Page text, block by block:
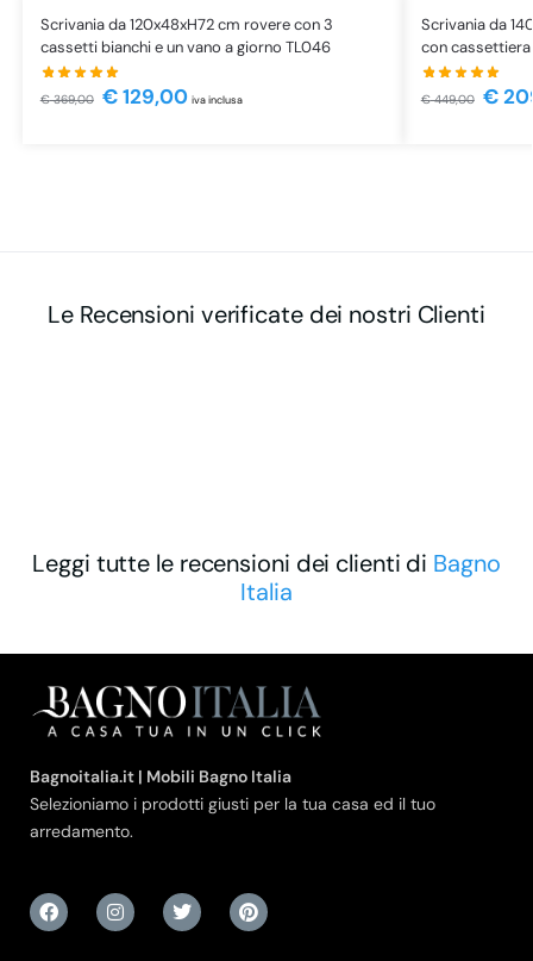
Scrivania da 120x48xH72 cm rovere con 3
cassetti bianchi e un vano a giorno TL046
€369,00 €129,00 iva inclusa
Scrivania da
con cassettiera
€449,00 €
Le Recensioni verificate dei nostri Clienti
Leggi tutte le recensioni dei clienti di Bagno
Italia
Bagnoitalia.it | Mobili Bagno Italia
Selezioniamo i prodotti giusti per la tua casa ed il tuo
arredamento.